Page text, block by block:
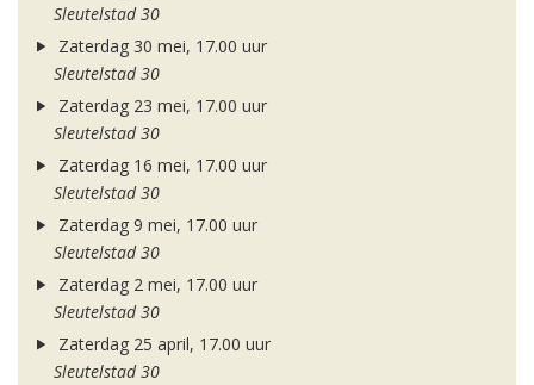
Sleutelstad 30
Zaterdag 30 mei, 17.00 uur
Sleutelstad 30
Zaterdag 23 mei, 17.00 uur
Sleutelstad 30
Zaterdag 16 mei, 17.00 uur
Sleutelstad 30
Zaterdag 9 mei, 17.00 uur
Sleutelstad 30
Zaterdag 2 mei, 17.00 uur
Sleutelstad 30
Zaterdag 25 april, 17.00 uur
Sleutelstad 30